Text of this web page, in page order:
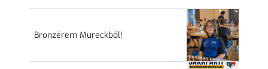
Bronzérem Mureckből!